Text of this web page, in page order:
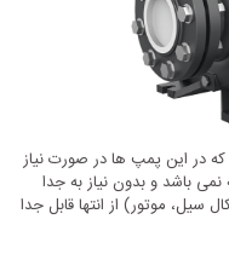
در این پمپ ها در صورت نیاز
نمی باشد و بدون نیاز به جدا
سیل، موتور) از انتها قابل جدا